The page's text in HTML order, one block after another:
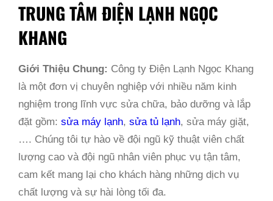
TRUNG TÂM ĐIỆN LẠNH NGỌC
KHANG
Giới Thiệu Chung: Công ty Điện Lạnh Ngọc Khang
là một đơn vị chuyên nghiệp với nhiều năm kinh
nghiệm trong lĩnh vực sửa chữa, bảo dưỡng và lắp
đặt gồm: sửa máy lạnh, sửa tủ lạnh, sửa máy giặt,
…. Chúng tôi tự hào về đội ngũ kỹ thuật viên chất
lượng cao và đội ngũ nhân viên phục vụ tận tâm,
cam kết mang lại cho khách hàng những dịch vụ
chất lượng và sự hài lòng tối đa.